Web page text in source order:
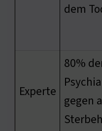
dem
Experte
80%
gegen